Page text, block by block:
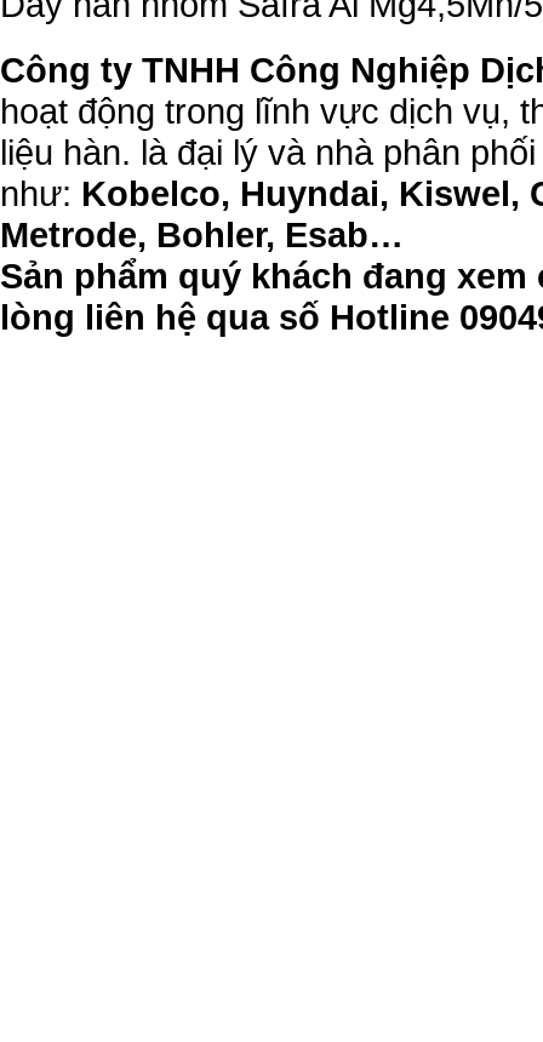
Công ty TNHH Công Nghiệp
hoạt động trong lĩnh vực dịch vụ,
liệu hàn. là đại lý và nhà phân
như: Kobelco, Huyndai, Kiswel,
Metrode, Bohler, Esab…
Sản phẩm quý khách đang
lòng liên hệ qua số Hotline